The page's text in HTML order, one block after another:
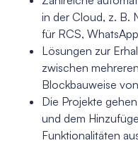
in der Cloud, z. B.
für RCS,
Lösungen zur
zwischen
Blockbauweise
Die Projekte
und dem
Funktionalitäten